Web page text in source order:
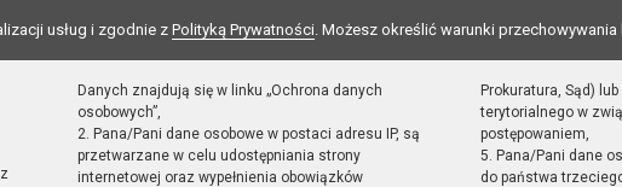
usług i zgodnie z Polityką Prywatności. Możesz określić warunki
Danych znajdują się w linku „Ochrona danych
osobowych”,
2. Pana/Pani dane osobowe w postaci adresu IP, są
przetwarzane w celu udostępniania strony
internetowej oraz wypełnienia obowiązków
Prokuratura, Sąd)
terytorialnego w
postępowaniem,
5. Pana/Pani dane
do państwa